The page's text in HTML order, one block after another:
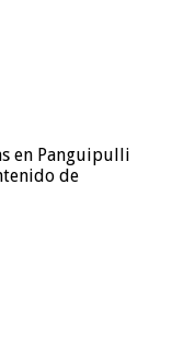
en Panguipulli
de